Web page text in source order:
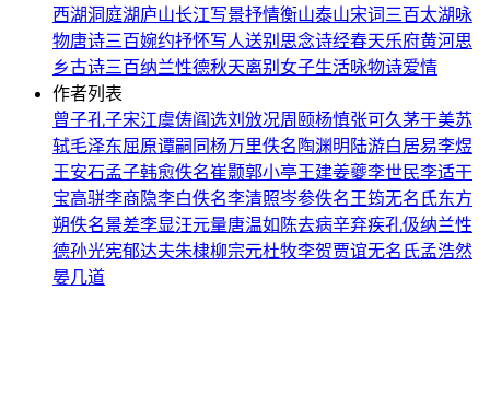
西湖洞庭湖庐山长江写景抒情衡山泰山宋词三百太湖 咏
物唐诗三百婉约抒怀写人送别 思念诗经春天乐府黄河思
乡古诗三百纳兰性德秋天离别 女子生活咏物诗爱情
作者列表
曾子孔子宋江虞俦阎选刘攽况周颐杨慎张可久茅于美苏
轼毛泽东屈原谭嗣同杨万里佚名 陶渊明 陆游白居易李煜
王安石孟子韩愈佚名崔颢郭小亭王建姜夔李世民李适干
宝高骈李商隐李白佚名李清照岑参佚名 王筠无名氏东方
朔佚名景差李显汪元量唐温如 陈去病辛弃疾孔伋纳兰性
德孙光宪郁达夫朱棣柳宗元杜牧李贺贾谊无名氏孟浩然
晏几道